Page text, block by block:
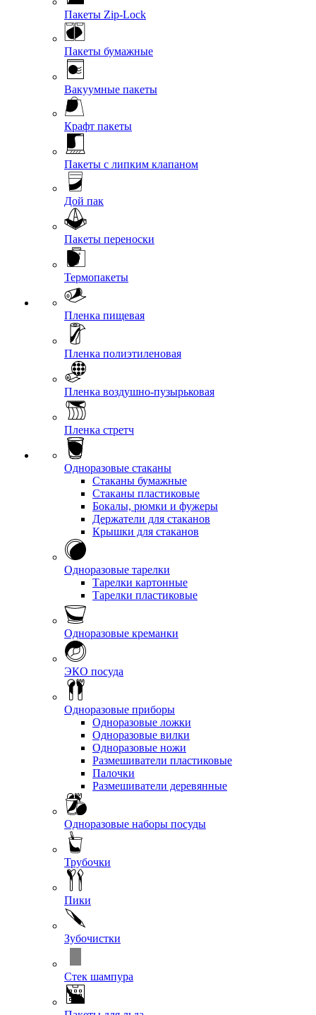
Пакеты Zip-Lock
Пакеты бумажные
Вакуумные пакеты
Крафт пакеты
Пакеты с липким клапаном
Дой пак
Пакеты переноски
Термопакеты
Пленка пищевая
Пленка полиэтиленовая
Пленка воздушно-пузырьковая
Пленка стретч
Одноразовые стаканы
Стаканы бумажные
Стаканы пластиковые
Бокалы, рюмки и фужеры
Держатели для стаканов
Крышки для стаканов
Одноразовые тарелки
Тарелки картонные
Тарелки пластиковые
Одноразовые креманки
ЭКО посуда
Одноразовые приборы
Одноразовые ложки
Одноразовые вилки
Одноразовые ножи
Размешиватели пластиковые
Палочки
Размешиватели деревянные
Одноразовые наборы посуды
Трубочки
Пики
Зубочистки
Стек шампура